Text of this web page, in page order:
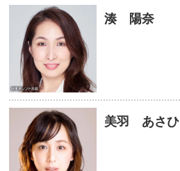
湊 陽奈
美羽 あさひ